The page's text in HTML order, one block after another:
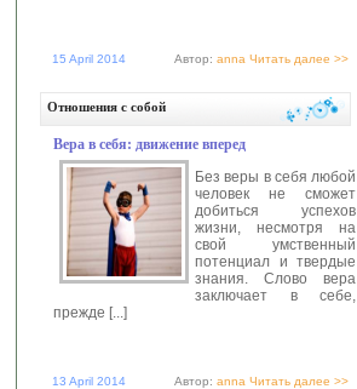
15 April 2014 Автор: anna Читать далее >>
Отношения с собой
Вера в себя: движение вперед
Без веры в себя любой
человек не сможет
добиться успехов
жизни, несмотря на
свой умственный
потенциал и твердые
знания. Слово вера
заключает в себе,
прежде [...]
13 April 2014 Автор: anna Читать далее >>